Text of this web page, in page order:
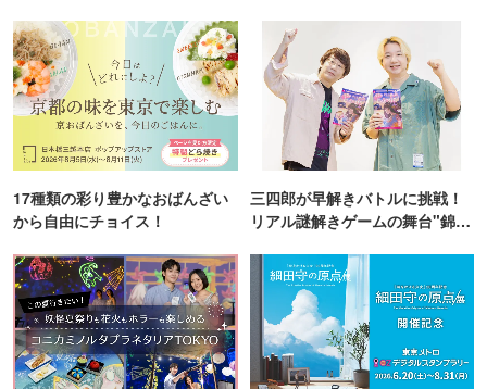
17種類の彩り豊かなおばんざい
から自由にチョイス！
三四郎が早解きバトルに挑戦！
リアル謎解きゲームの舞台"錦糸